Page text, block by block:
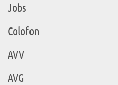
Jobs
Colofon
AVV
AVG